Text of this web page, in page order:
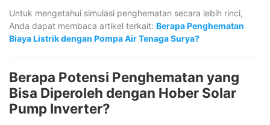
Untuk mengetahui simulasi penghematan secara lebih rinci,
Anda dapat membaca artikel terkait: Berapa Penghematan
Biaya Listrik dengan Pompa Air Tenaga Surya?
Berapa Potensi Penghematan yang
Bisa Diperoleh dengan Hober Solar
Pump Inverter?